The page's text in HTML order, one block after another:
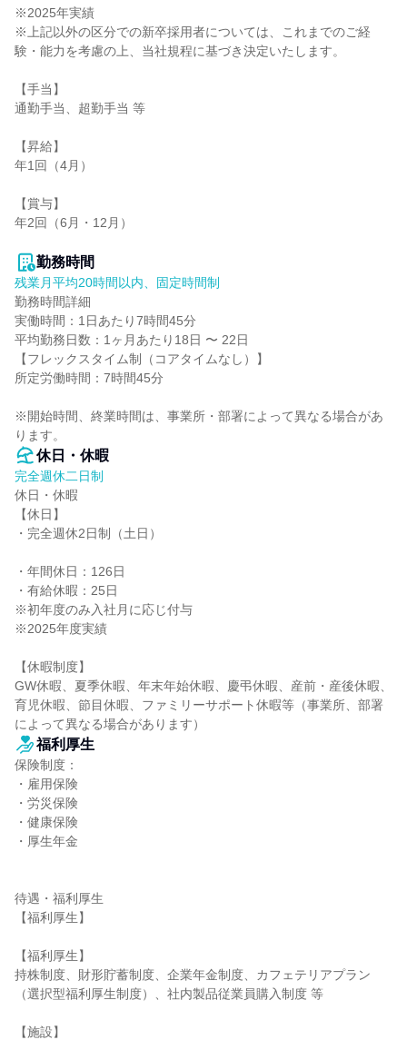
※2025年実績
※上記以外の区分での新卒採用者については、これまでのご経
験・能力を考慮の上、当社規程に基づき決定いたします。
【手当】
通勤手当、超勤手当 等
【昇給】
年1回（4月）
【賞与】
年2回（6月・12月）
勤務時間
残業月平均20時間以内、固定時間制
勤務時間詳細
実働時間：1日あたり7時間45分
平均勤務日数：1ヶ月あたり18日 〜 22日
【フレックスタイム制（コアタイムなし）】
所定労働時間：7時間45分
※開始時間、終業時間は、事業所・部署によって異なる場合があ
ります。
休日・休暇
完全週休二日制
休日・休暇
【休日】
・完全週休2日制（土日）
・年間休日：126日
・有給休暇：25日
※初年度のみ入社月に応じ付与
※2025年度実績
【休暇制度】
GW休暇、夏季休暇、年末年始休暇、慶弔休暇、産前・産後休暇、
育児休暇、節目休暇、ファミリーサポート休暇等（事業所、部署
によって異なる場合があります）
福利厚生
保険制度：
・雇用保険
・労災保険
・健康保険
・厚生年金
待遇・福利厚生
【福利厚生】
【福利厚生】
持株制度、財形貯蓄制度、企業年金制度、カフェテリアプラン
（選択型福利厚生制度）、社内製品従業員購入制度 等
【施設】